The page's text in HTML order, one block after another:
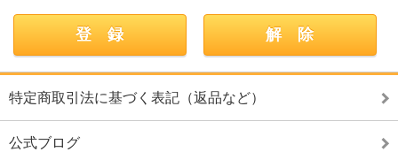
特定商取引法に基づく表記（返品など）
公式ブログ